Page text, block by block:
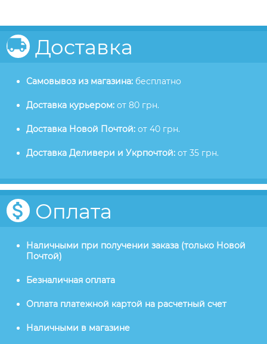
Доставка
Самовывоз из магазина: бесплатно
Доставка курьером: от 80 грн.
Доставка Новой Почтой: от 40 грн.
Доставка Деливери и Укрпочтой: от 35 грн.
Оплата
Наличными при получении заказа (только Новой
Почтой)
Безналичная оплата
Оплата платежной картой на расчетный счет
Наличными в магазине